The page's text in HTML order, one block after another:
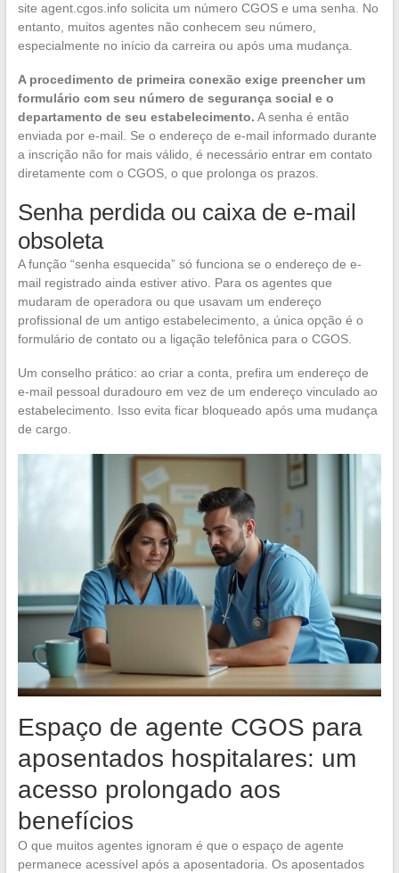
site agent.cgos.info solicita um número CGOS e uma senha. No
entanto, muitos agentes não conhecem seu número,
especialmente no início da carreira ou após uma mudança.
A procedimento de primeira conexão exige preencher um
formulário com seu número de segurança social e o
departamento de seu estabelecimento. A senha é então
enviada por e-mail. Se o endereço de e-mail informado durante
a inscrição não for mais válido, é necessário entrar em contato
diretamente com o CGOS, o que prolonga os prazos.
Senha perdida ou caixa de e-mail
obsoleta
A função “senha esquecida” só funciona se o endereço de e-
mail registrado ainda estiver ativo. Para os agentes que
mudaram de operadora ou que usavam um endereço
profissional de um antigo estabelecimento, a única opção é o
formulário de contato ou a ligação telefônica para o CGOS.
Um conselho prático: ao criar a conta, prefira um endereço de
e-mail pessoal duradouro em vez de um endereço vinculado ao
estabelecimento. Isso evita ficar bloqueado após uma mudança
de cargo.
Espaço de agente CGOS para
aposentados hospitalares: um
acesso prolongado aos
benefícios
O que muitos agentes ignoram é que o espaço de agente
permanece acessível após a aposentadoria. Os aposentados